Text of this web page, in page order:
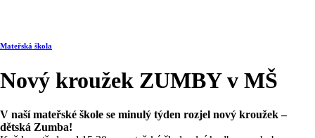
Mateřská škola
Nový kroužek ZUMBY v MŠ
V naší mateřské škole se minulý týden rozjel nový kroužek –
dětská Zumba!